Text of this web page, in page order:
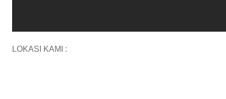
LOKASI KAMI :